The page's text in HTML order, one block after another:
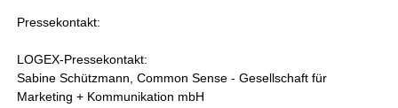
Pressekontakt:
LOGEX-Pressekontakt:
Sabine Schützmann, Common Sense - Gesellschaft für
Marketing + Kommunikation mbH